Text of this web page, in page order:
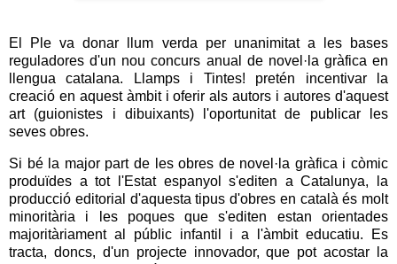
El Ple va donar llum verda per unanimitat a les bases
reguladores d'un nou concurs anual de novel·la gràfica en
llengua catalana. Llamps i Tintes! pretén incentivar la
creació en aquest àmbit i oferir als autors i autores d'aquest
art (guionistes i dibuixants) l'oportunitat de publicar les
seves obres.
Si bé la major part de les obres de novel·la gràfica i còmic
produïdes a tot l'Estat espanyol s'editen a Catalunya, la
producció editorial d'aquesta tipus d'obres en català és molt
minoritària i les poques que s'editen estan orientades
majoritàriament al públic infantil i a l'àmbit educatiu. Es
tracta, doncs, d'un projecte innovador, que pot acostar la